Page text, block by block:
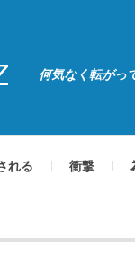
何気なく転がっ
れる 衝撃